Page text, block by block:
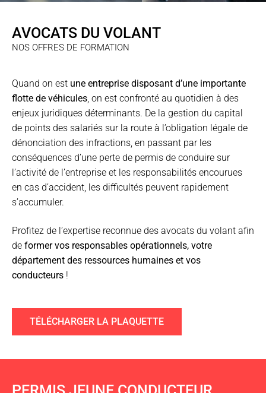
AVOCATS DU VOLANT
NOS OFFRES DE FORMATION
Quand on est une entreprise disposant d’une importante
flotte de véhicules, on est confronté au quotidien à des
enjeux juridiques déterminants. De la gestion du capital
de points des salariés sur la route à l’obligation légale de
dénonciation des infractions, en passant par les
conséquences d’une perte de permis de conduire sur
l’activité de l’entreprise et les responsabilités encourues
en cas d’accident, les difficultés peuvent rapidement
s’accumuler.
Profitez de l’expertise reconnue des avocats du volant afin
de former vos responsables opérationnels, votre
département des ressources humaines et vos
conducteurs !
TÉLÉCHARGER LA PLAQUETTE